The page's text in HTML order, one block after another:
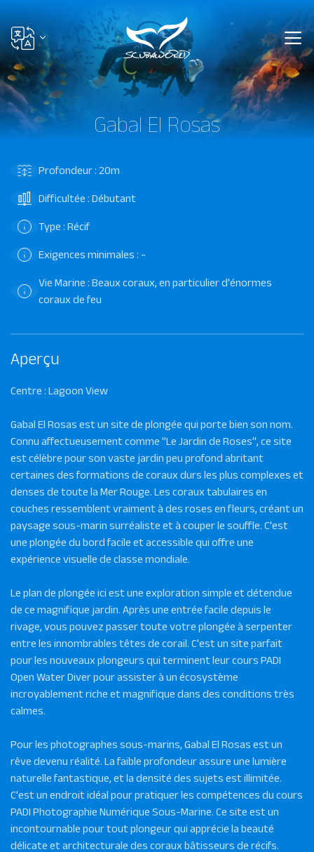
Gabal El Rosas
Profondeur : 20m
Difficultée : Débutant
Type : Récif
Exigences minimales : -
Vie Marine : Beaux coraux, en particulier d'énormes
coraux de feu
Aperçu
Centre : Lagoon View
Gabal El Rosas est un site de plongée qui porte bien son nom.
Connu affectueusement comme "Le Jardin de Roses", ce site
est célèbre pour son vaste jardin peu profond abritant
certaines des formations de coraux durs les plus complexes et
denses de toute la Mer Rouge. Les coraux tabulaires en
couches ressemblent vraiment à des roses en fleurs, créant un
paysage sous-marin surréaliste et à couper le souffle. C'est
une plongée du bord facile et accessible qui offre une
expérience visuelle de classe mondiale.
Le plan de plongée ici est une exploration simple et détendue
de ce magnifique jardin. Après une entrée facile depuis le
rivage, vous pouvez passer toute votre plongée à serpenter
entre les innombrables têtes de corail. C'est un site parfait
pour les nouveaux plongeurs qui terminent leur cours PADI
Open Water Diver pour assister à un écosystème
incroyablement riche et magnifique dans des conditions très
calmes.
Pour les photographes sous-marins, Gabal El Rosas est un
rêve devenu réalité. La faible profondeur assure une lumière
naturelle fantastique, et la densité des sujets est illimitée.
C'est un endroit idéal pour pratiquer les compétences du cours
PADI Photographie Numérique Sous-Marine. Ce site est un
incontournable pour tout plongeur qui apprécie la beauté
délicate et architecturale des coraux bâtisseurs de récifs.